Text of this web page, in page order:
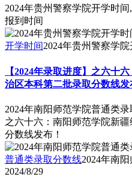
2024年贵州警察学院开学时
报到时间
开学时间2024年贵州警察学院
【2024年录取进度】之六十
治区本科第二批录取分数线发
2024年南阳师范学院普通类录
之六十六：南阳师范学院新
分数线发布！
普通类录取分数线2024年南
2024/8/29